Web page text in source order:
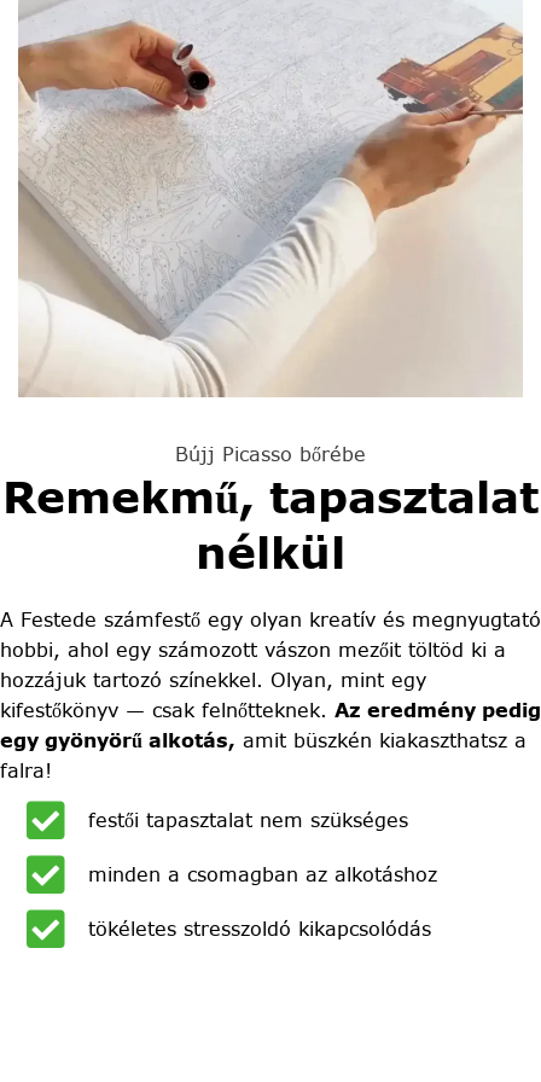
Bújj Picasso bőrébe
Remekmű, tapasztalat
nélkül
A Festede számfestő egy olyan kreatív és megnyugtató
hobbi, ahol egy számozott vászon mezőit töltöd ki a
hozzájuk tartozó színekkel. Olyan, mint egy
kifestőkönyv — csak felnőtteknek. Az eredmény pedig
egy gyönyörű alkotás, amit büszkén kiakaszthatsz a
falra!
festői tapasztalat nem szükséges
minden a csomagban az alkotáshoz
tökéletes stresszoldó kikapcsolódás